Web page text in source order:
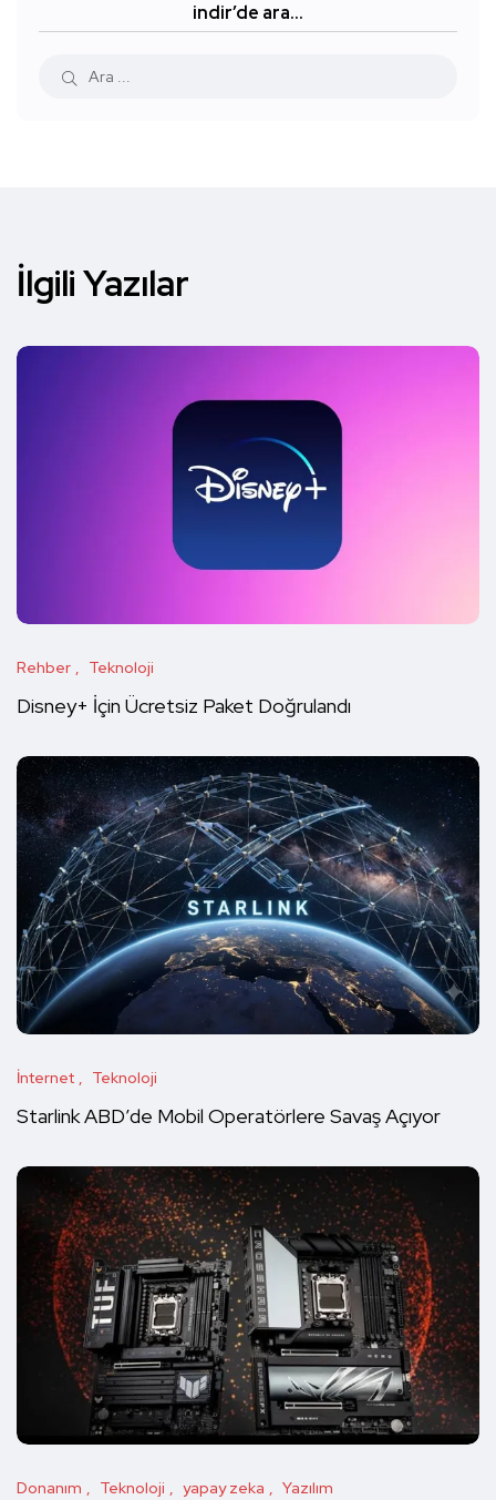
indir’de ara…
İlgili Yazılar
Rehber Teknoloji
Disney+ İçin Ücretsiz Paket Doğrulandı
İnternet Teknoloji
Starlink ABD’de Mobil Operatörlere Savaş Açıyor
Donanım Teknoloji yapay zeka Yazılım